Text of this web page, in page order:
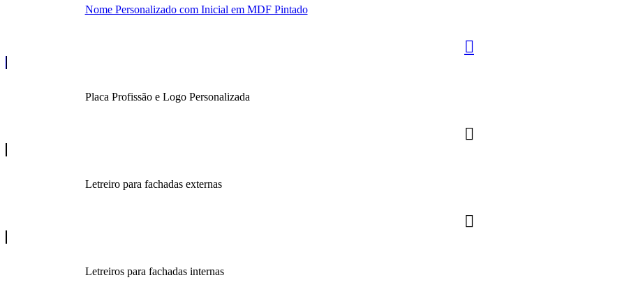
Nome Personalizado com Inicial em MDF Pintado
Placa Profissão e Logo Personalizada
Letreiro para fachadas externas
Letreiros para fachadas internas